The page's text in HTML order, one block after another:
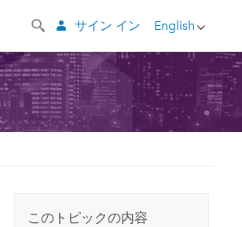
English
サイン イン
このトピックの内容